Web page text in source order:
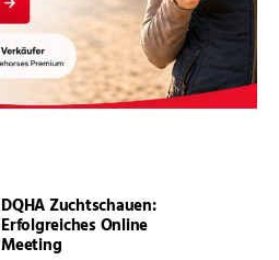
DQHA Zuchtschauen:
Erfolgreiches Online
Meeting